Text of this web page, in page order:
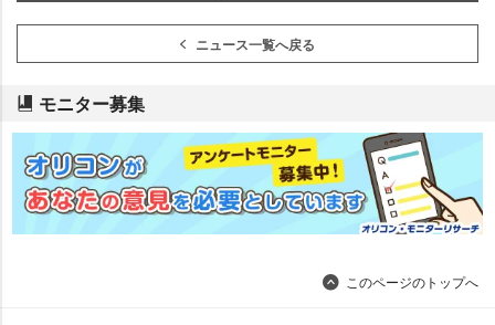
ニュース一覧へ戻る
モニター募集
このページのトップへ